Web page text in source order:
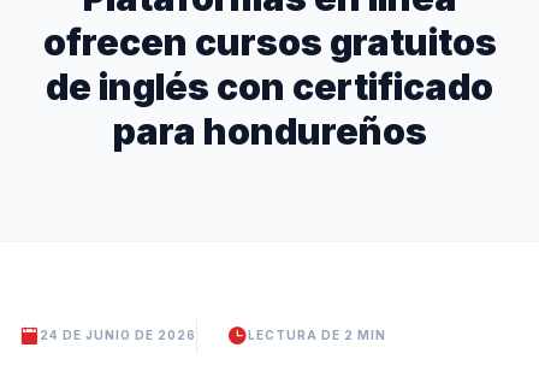
ofrecen cursos gratuitos
de inglés con certificado
para hondureños
24 DE JUNIO DE 2026 LECTURA DE 2 MIN